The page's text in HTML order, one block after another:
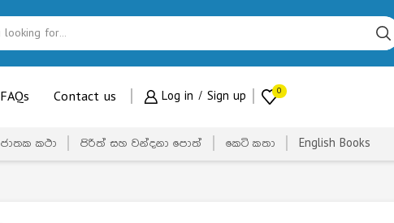
FAQs Contact us Log in / Sign up 0
ජාතක කථා පිරිත් සහ වන්දනා පොත් කෙටි කතා English Books